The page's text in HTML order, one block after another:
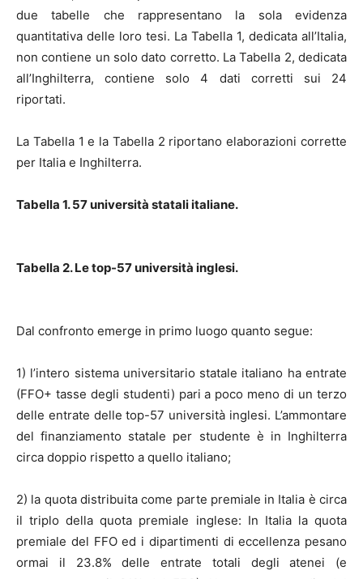
due tabelle che rappresentano la sola evidenza
quantitativa delle loro tesi. La Tabella 1, dedicata all’Italia,
non contiene un solo dato corretto. La Tabella 2, dedicata
all’Inghilterra, contiene solo 4 dati corretti sui 24
riportati.
La Tabella 1 e la Tabella 2 riportano elaborazioni corrette
per Italia e Inghilterra.
Tabella 1. 57 università statali italiane.
Tabella 2. Le top-57 università inglesi.
Dal confronto emerge in primo luogo quanto segue:
1) l’intero sistema universitario statale italiano ha entrate
(FFO+ tasse degli studenti) pari a poco meno di un terzo
delle entrate delle top-57 università inglesi. L’ammontare
del finanziamento statale per studente è in Inghilterra
circa doppio rispetto a quello italiano;
2) la quota distribuita come parte premiale in Italia è circa
il triplo della quota premiale inglese: In Italia la quota
premiale del FFO ed i dipartimenti di eccellenza pesano
ormai il 23.8% delle entrate totali degli atenei (e